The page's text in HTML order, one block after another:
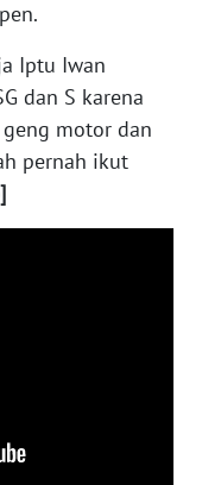
Iptu Iwan
dan S karena
motor dan
pernah ikut